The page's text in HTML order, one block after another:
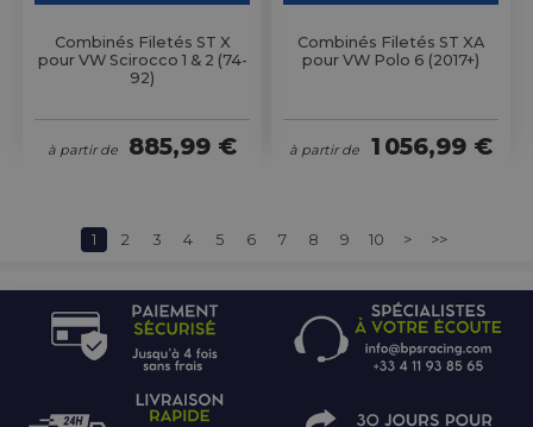
Combinés Filetés ST X
pour VW Scirocco 1 & 2 (74-
92)
à partir de 885,99 €
Combinés Filetés ST XA
pour VW Polo 6 (2017+)
à partir de 1 056,99 €
1 2 3 4 5 6 7 8 9 10 > >>